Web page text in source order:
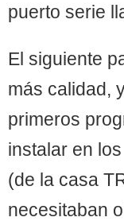
puerto serie
El siguiente
más calidad,
primeros
instalar en
(de la casa
necesitaban